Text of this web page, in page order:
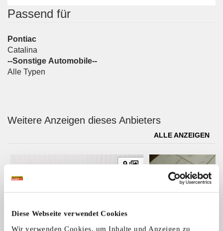
Diese Webseite verwendet Cookies
Wir verwenden Cookies, um Inhalte und Anzeigen zu
Passend für
Pontiac
Catalina
--Sonstige Automobile--
Alle Typen
Weitere Anzeigen dieses Anbieters
ALLE ANZEIGEN
9